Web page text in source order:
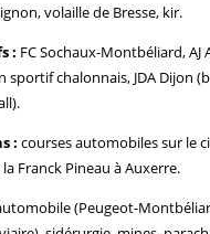
volaille de Bresse, kir.
: FC Sochaux-Montbéliard, AJ
sportif chalonnais, JDA Dijon
: courses automobiles sur le
Franck Pineau à Auxerre.
(Peugeot-